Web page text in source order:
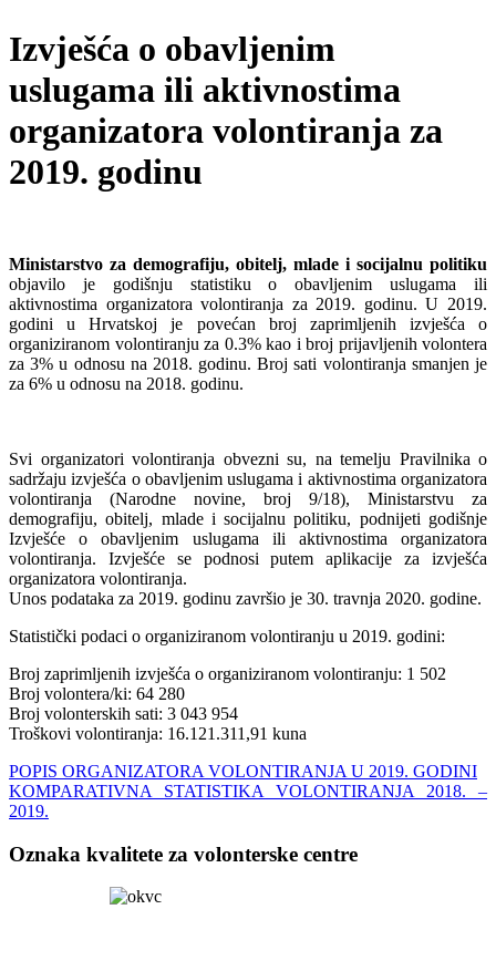
Izvješća o obavljenim
uslugama ili aktivnostima
organizatora volontiranja za
2019. godinu
Ministarstvo za demografiju, obitelj, mlade i socijalnu politiku
objavilo je godišnju statistiku o obavljenim uslugama ili
aktivnostima organizatora volontiranja za 2019. godinu. U 2019.
godini u Hrvatskoj je povećan broj zaprimljenih izvješća o
organiziranom volontiranju za 0.3% kao i broj prijavljenih volontera
za 3% u odnosu na 2018. godinu. Broj sati volontiranja smanjen je
za 6% u odnosu na 2018. godinu.
Svi organizatori volontiranja obvezni su, na temelju Pravilnika o
sadržaju izvješća o obavljenim uslugama i aktivnostima organizatora
volontiranja (Narodne novine, broj 9/18), Ministarstvu za
demografiju, obitelj, mlade i socijalnu politiku, podnijeti godišnje
Izvješće o obavljenim uslugama ili aktivnostima organizatora
volontiranja. Izvješće se podnosi putem aplikacije za izvješća
organizatora volontiranja.
Unos podataka za 2019. godinu završio je 30. travnja 2020. godine.
Statistički podaci o organiziranom volontiranju u 2019. godini:
Broj zaprimljenih izvješća o organiziranom volontiranju: 1 502
Broj volontera/ki: 64 280
Broj volonterskih sati: 3 043 954
Troškovi volontiranja: 16.121.311,91 kuna
POPIS ORGANIZATORA VOLONTIRANJA U 2019. GODINI
KOMPARATIVNA STATISTIKA VOLONTIRANJA 2018. –
2019.
Oznaka kvalitete za volonterske centre